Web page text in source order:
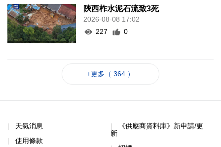
陝西柞水泥石流致3死
2026-08-08 17:02
227
0
+更多（ 364 ）
天氣消息
使用條款
《供應商資料庫》新申請/更
新